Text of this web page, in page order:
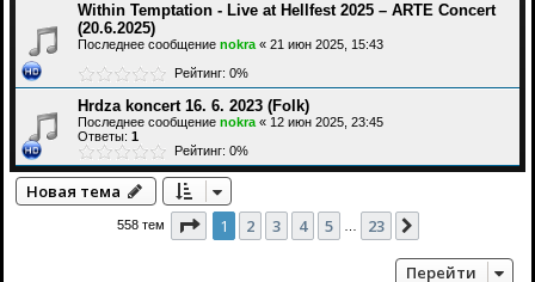
Within Temptation - Live at Hellfest 2025 – ARTE Concert
(20.6.2025)
Последнее сообщение nokra « 21 июн 2025, 15:43
Рейтинг: 0%
Hrdza koncert 16. 6. 2023 (Folk)
Последнее сообщение nokra « 12 июн 2025, 23:45
Ответы: 1
Рейтинг: 0%
Новая тема
558 тем Страница из 23
1 2 3 4 5 23
Перейти